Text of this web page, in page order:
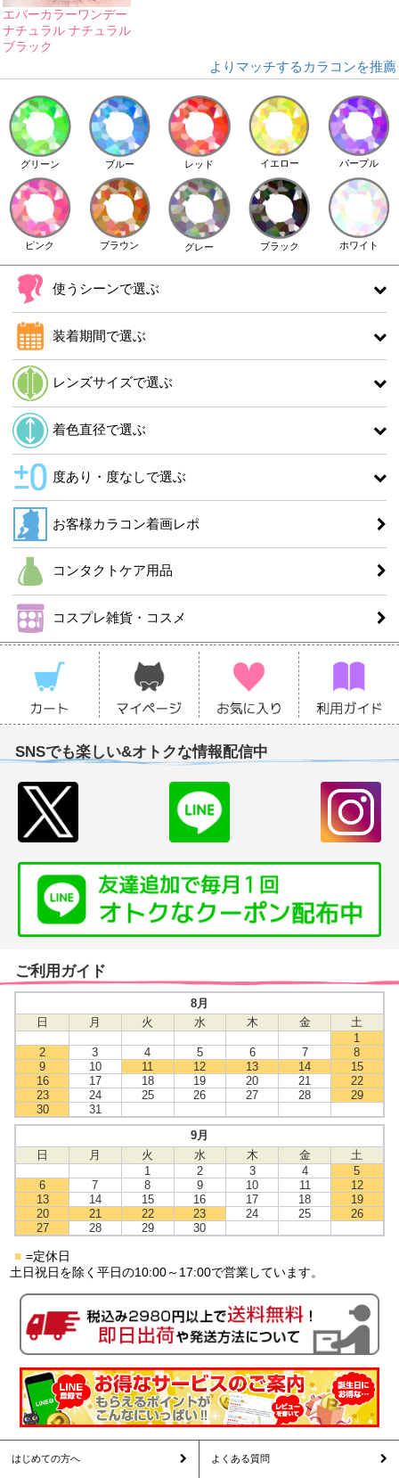
エバーカラーワンデー
ナチュラル ナチュラル
ブラック
よりマッチするカラコンを推薦
グリーン ブルー レッド イエロー パープル
ピンク ブラウン グレー ブラック ホワイト
使うシーンで選ぶ
装着期間で選ぶ
レンズサイズで選ぶ
着色直径で選ぶ
度あり・度なしで選ぶ
お客様カラコン着画レポ
コンタクトケア用品
コスプレ雑貨・コスメ
SNSでも楽しい&オトクな情報配信中
ご利用ガイド
8月
日
月 火 水 木 金
土
1
2
3 4 5 6 7
8
9
10 11 12 13 14
15
16
17 18 19 20 21
22
23
24 25 26 27 28
29
30
31
9月
日
月 火 水 木 金
土
1
2 3 4
5
6
7 8 9 10 11
12
13
14 15 16 17 18
19
20
21 22 23 24 25
26
27
28 29 30
■ =定休日
土日祝日を除く平日の10:00～17:00で営業しています。
はじめての方へ よくある質問